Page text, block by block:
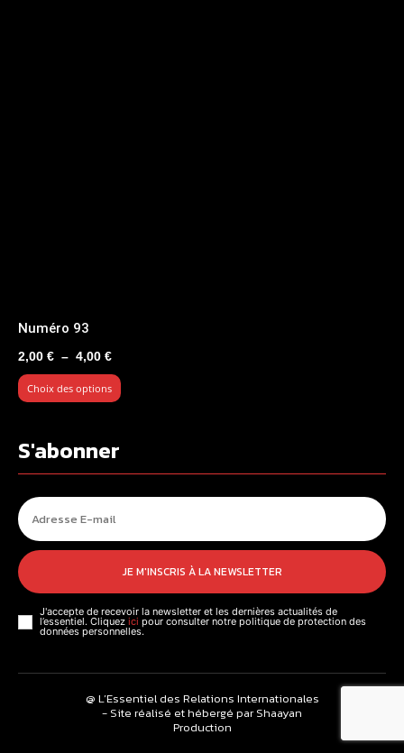
Numéro 93
2,00 € – 4,00 €Plage
de
prix :
4,00 €
Choix des options
S'abonner
JE M'INSCRIS À LA NEWSLETTER
J'accepte de recevoir la newsletter et les dernières actualités de
l’essentiel. Cliquez ici pour consulter notre politique de protection des
données personnelles.
@ L’Essentiel des Relations Internationales
- Site réalisé et hébergé par Shaayan
Production